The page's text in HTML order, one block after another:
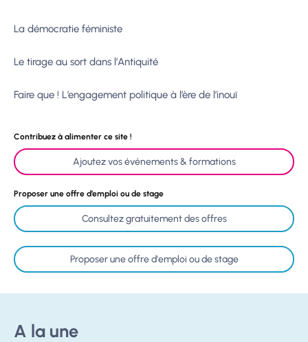
La démocratie féministe
Le tirage au sort dans l’Antiquité
Faire que ! L’engagement politique à l’ère de l’inouï
Contribuez à alimenter ce site !
Ajoutez vos événements & formations
Proposer une offre d’emploi ou de stage
Consultez gratuitement des offres
Proposer une offre d'emploi ou de stage
A la une